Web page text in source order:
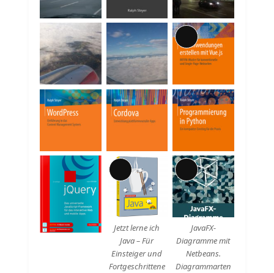
Lange
Beschreibung
Lange
Beschreibung
Jetzt lerne ich
Java – Für
Einsteiger und
Fortgeschrittene
Lange
Beschreibung
JavaFX-
Diagramme mit
Netbeans.
Diagrammarten